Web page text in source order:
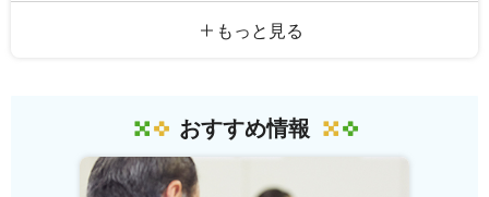
もっと見る
おすすめ情報